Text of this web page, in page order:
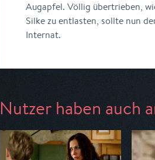
Augapfel. Völlig übertrieben,
Silke zu entlasten, sollte nun
Internat.
Nutzer haben auch